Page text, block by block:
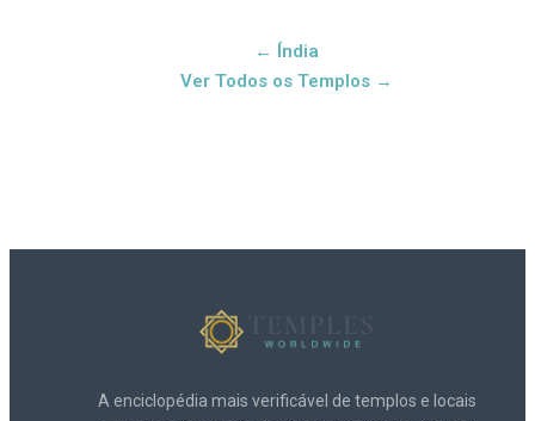
← Índia
Ver Todos os Templos →
A enciclopédia mais verificável de templos e locais